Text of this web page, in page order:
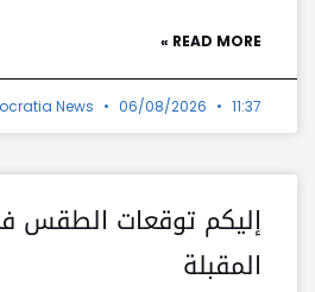
READ MORE »
News 06/08/2026 11:37 ص
إليكم توقعات الطقس
المقبلة